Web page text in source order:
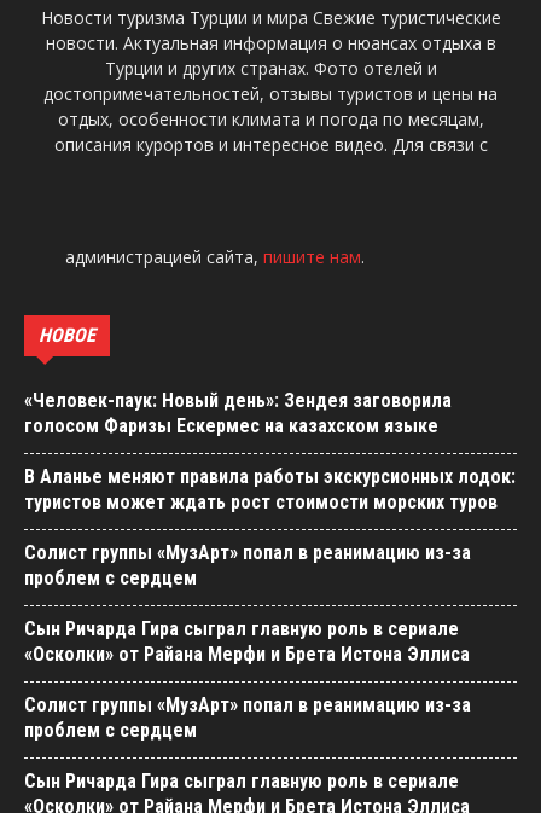
Новости туризма Турции и мира Свежие туристические
новости. Актуальная информация о нюансах отдыха в
Турции и других странах. Фото отелей и
достопримечательностей, отзывы туристов и цены на
отдых, особенности климата и погода по месяцам,
описания курортов и интересное видео. Для связи с
администрацией сайта, пишите нам.
НОВОЕ
«Человек-паук: Новый день»: Зендея заговорила
голосом Фаризы Ескермес на казахском языке
В Аланье меняют правила работы экскурсионных лодок:
туристов может ждать рост стоимости морских туров
Солист группы «МузАрт» попал в реанимацию из-за
проблем с сердцем
Сын Ричарда Гира сыграл главную роль в сериале
«Осколки» от Райана Мерфи и Брета Истона Эллиса
Солист группы «МузАрт» попал в реанимацию из-за
проблем с сердцем
Сын Ричарда Гира сыграл главную роль в сериале
«Осколки» от Райана Мерфи и Брета Истона Эллиса